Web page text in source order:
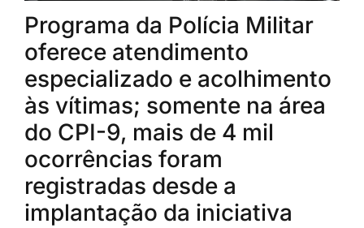
Programa da Polícia Militar
oferece atendimento
especializado e acolhimento
às vítimas; somente na área
do CPI-9, mais de 4 mil
ocorrências foram
registradas desde a
implantação da iniciativa